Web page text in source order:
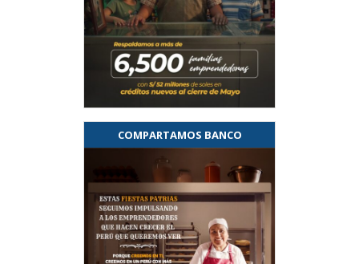
COMPARTAMOS BANCO